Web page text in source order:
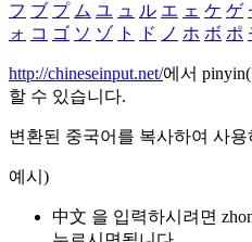
フ ブ プ ム ユ ュ ル エ ェ ケ ゲ
ォ コ ゴ ソ ゾ ト ド ノ ホ ボ ポ
http://chineseinput.net/에서
할 수 있습니다.
변환된 중국어를 복사하여 사
예시)
中文 을 입력하시려면